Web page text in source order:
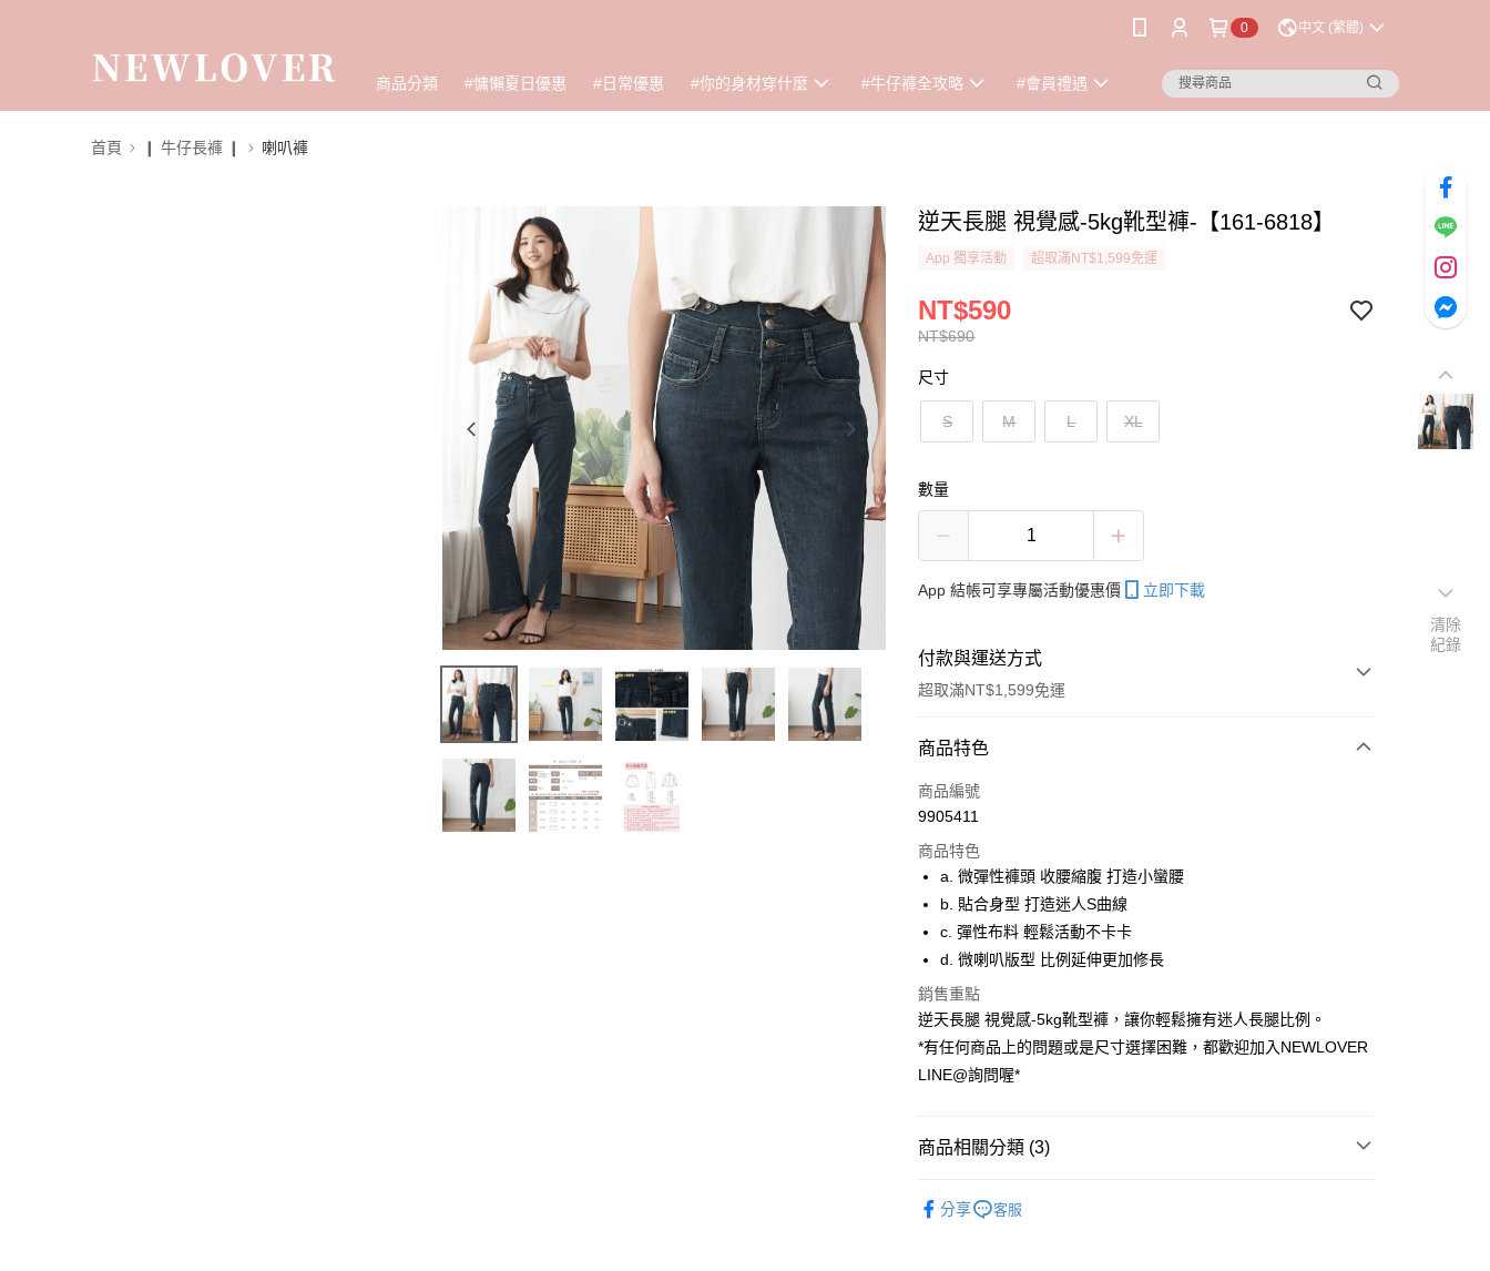
0 中文 (繁體)
商品分類 #慵懶夏日優惠 #日常優惠 #你的身材穿什麼 #牛仔褲全攻略 #會員禮遇
首頁 ❙ 牛仔長褲 ❙ 喇叭褲
逆天長腿 視覺感-5kg靴型褲-【161-6818】
App 獨享活動 超取滿NT$1,599免運
NT$690
NT$590
尺寸
S M L XL
數量
App 結帳可享專屬活動優惠價 立即下載
付款與運送方式
超取滿NT$1,599免運
付款方式
信用卡一次付款
LINE Pay
ATM付款
貨到付款
運送方式
貨到付款
全家(信用卡、多元支付)
7-11(貨到付款)
商品特色
商品編號
9905411
商品特色
a. 微彈性褲頭 收腰縮腹 打造小蠻腰
b. 貼合身型 打造迷人S曲線
c. 彈性布料 輕鬆活動不卡卡
d. 微喇叭版型 比例延伸更加修長
銷售重點
逆天長腿 視覺感-5kg靴型褲，讓你輕鬆擁有迷人長腿比例。
*有任何商品上的問題或是尺寸選擇困難，都歡迎加入NEWLOVER
LINE@詢問喔*
商品相關分類 (3)
分享 客服
清除
紀錄